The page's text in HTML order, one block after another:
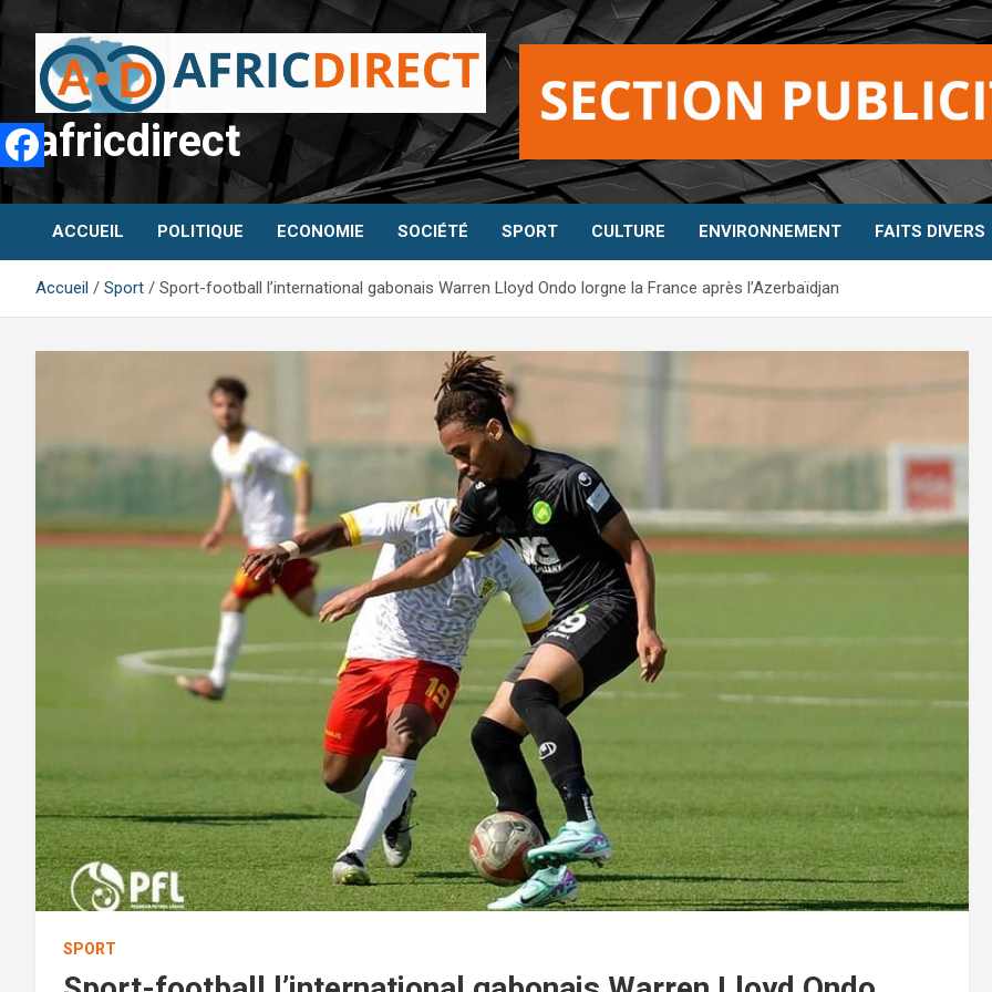
Aller
contenu
africdirect
ACCUEIL POLITIQUE ECONOMIE SOCIÉTÉ SPORT CULTURE ENVIRONNEMENT FAITS DIVERS
Accueil Sport Sport-football l’international gabonais Warren Lloyd Ondo lorgne la France après l’Azerbaïdjan
SPORT